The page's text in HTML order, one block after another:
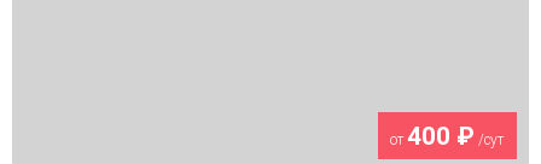
от400 ₽ /сут